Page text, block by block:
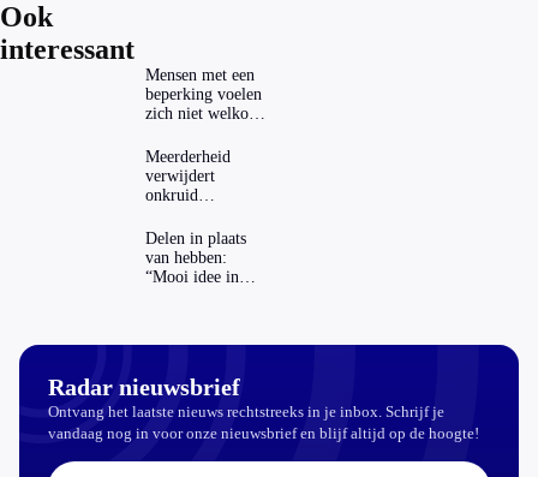
Ook
interessant
Mensen met een
beperking voelen
zich niet welkom
Meerderheid
verwijdert
onkruid
‘Kwestie van
bijhouden’
Delen in plaats
van hebben:
“Mooi idee in
Radar nieuwsbrief
Ontvang het laatste nieuws rechtstreeks in je inbox. Schrijf je
vandaag nog in voor onze nieuwsbrief en blijf altijd op de hoogte!
E-mailadres: